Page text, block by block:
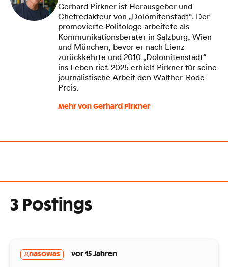
Gerhard Pirkner ist Herausgeber und
Chefredakteur von „Dolomitenstadt“. Der
promovierte Politologe arbeitete als
Kommunikationsberater in Salzburg, Wien
und München, bevor er nach Lienz
zurückkehrte und 2010 „Dolomitenstadt“
ins Leben rief. 2025 erhielt Pirkner für seine
journalistische Arbeit den Walther-Rode-
Preis.
Mehr von Gerhard Pirkner
3 Postings
nasowas vor 15 Jahren